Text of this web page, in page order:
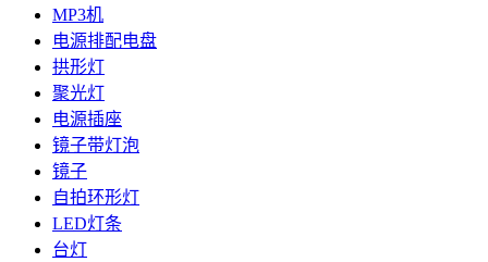
MP3机
电源排配电盘
拱形灯
聚光灯
电源插座
镜子带灯泡
镜子
自拍环形灯
LED灯条
台灯